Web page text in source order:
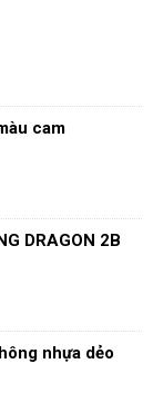
cam
DRAGON 2B
nhựa dẻo